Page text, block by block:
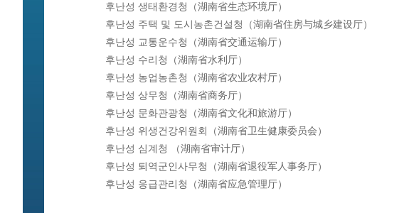
후난성 생태환경청（湖南省生态环境厅）
후난성 주택 및 도시농촌건설청（湖南省住房与城乡建设厅）
후난성 교통운수청（湖南省交通运输厅）
후난성 수리청（湖南省水利厅）
후난성 농업농촌청（湖南省农业农村厅）
후난성 상무청（湖南省商务厅）
후난성 문화관광청（湖南省文化和旅游厅）
후난성 위생건강위원회（湖南省卫生健康委员会）
후난성 심계청 （湖南省审计厅）
후난성 퇴역군인사무청（湖南省退役军人事务厅）
후난성 응급관리청（湖南省应急管理厅）